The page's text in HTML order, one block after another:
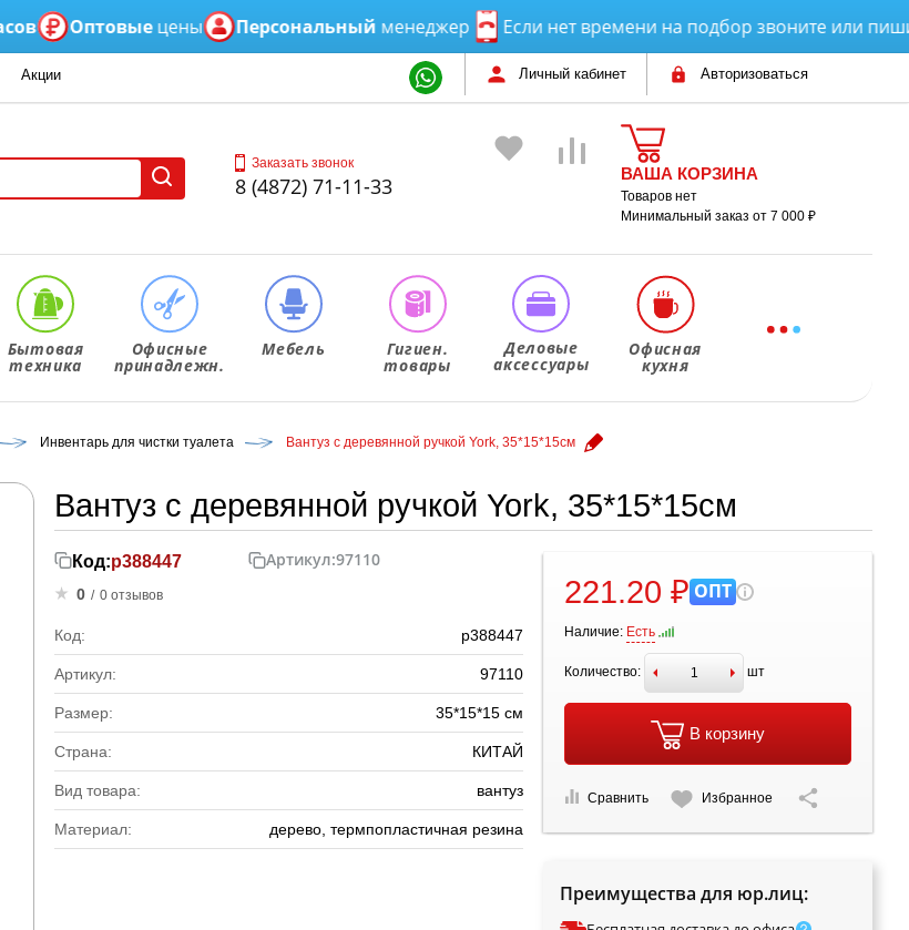
Оптовыецены Персональныйменеджер Если нет времени на подбор звоните или
Личный кабинет Авторизоваться
Акции
Заказать звонок
8 (4872) 71-11-33 ВАША КОРЗИНА
Товаров нет
Минимальный заказ от 7 000 ₽
Бытовая
техника
Офисные
принадлежн.
Мебель Гигиен.
товары
Деловые
аксессуары
Офисная
кухня
Инвентарь для чистки туалета Вантуз с деревянной ручкой York, 35*15*15см
Вантуз с деревянной ручкой York, 35*15*15см
Код:р388447 Артикул:97110
0 / 0 отзывов
Код: р388447
Артикул: 97110
Размер: 35*15*15 см
Страна: КИТАЙ
Вид товара: вантуз
Материал: дерево, термпопластичная резина
221.20 ₽ ОПТ
Наличие: Есть
Количество: шт
В корзину
Сравнить Избранное
Преимущества для юр.лиц: